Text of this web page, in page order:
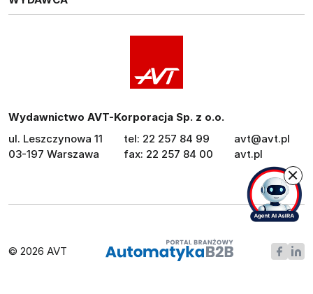
Wydawnictwo AVT-Korporacja Sp. z o.o.
ul. Leszczynowa 11
03-197 Warszawa
tel: 22 257 84 99
fax: 22 257 84 00
avt@avt.pl
avt.pl
© 2026 AVT